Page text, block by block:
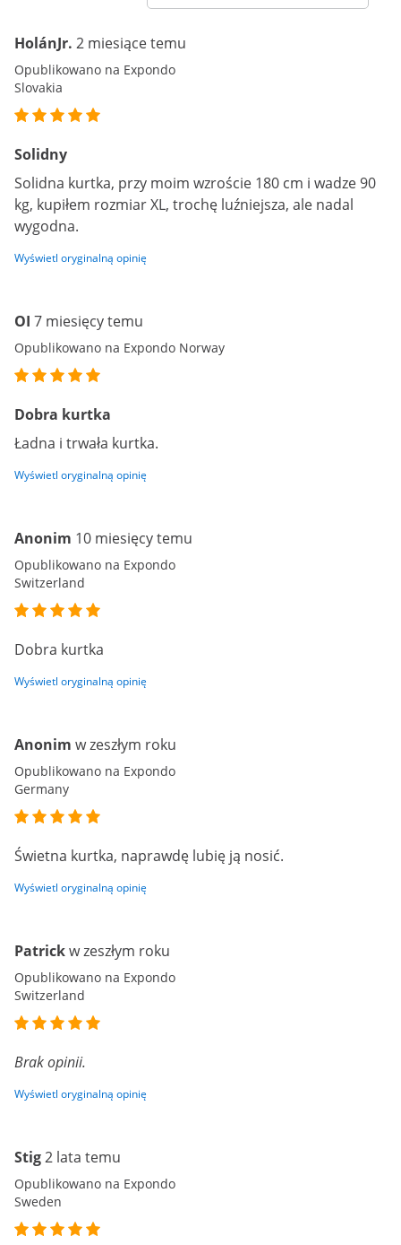
HolánJr. 2 miesiące temu
Opublikowano na Expondo
Slovakia
Solidny
Solidna kurtka, przy moim wzroście 180 cm i wadze 90
kg, kupiłem rozmiar XL, trochę luźniejsza, ale nadal
wygodna.
Wyświetl oryginalną opinię
OI 7 miesięcy temu
Opublikowano na Expondo Norway
Dobra kurtka
Ładna i trwała kurtka.
Wyświetl oryginalną opinię
Anonim 10 miesięcy temu
Opublikowano na Expondo
Switzerland
Dobra kurtka
Wyświetl oryginalną opinię
Anonim w zeszłym roku
Opublikowano na Expondo
Germany
Świetna kurtka, naprawdę lubię ją nosić.
Wyświetl oryginalną opinię
Patrickw zeszłym roku
Opublikowano na Expondo
Switzerland
Brak opinii.
Wyświetl oryginalną opinię
Stig2 lata temu
Opublikowano na Expondo
Sweden